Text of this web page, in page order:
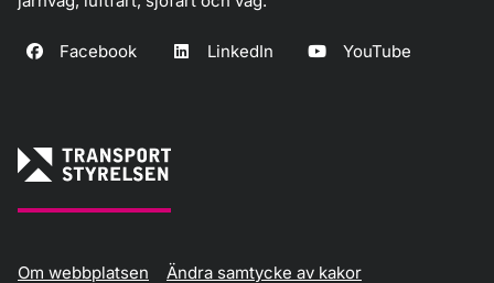
Facebook LinkedIn YouTube
Om webbplatsen Ändra samtycke av kakor